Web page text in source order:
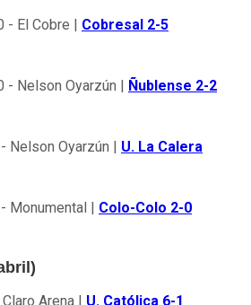
- El Cobre | Cobresal 2-5
- Nelson Oyarzún |
Ñublense 2-2
Nelson Oyarzún | U. La Calera
Monumental | Colo-Colo 2-0
Arena | U. Católica 6-1